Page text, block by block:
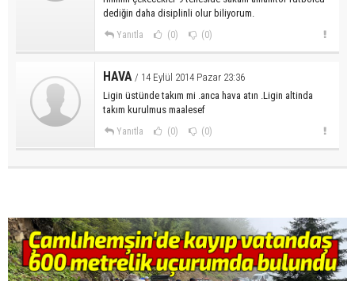
dediğin daha disiplinli olur biliyorum.
Yanıtla (0) (0)
HAVA / 14 Eylül 2014 Pazar 23:36
Ligin üstünde takım mi .anca hava atın .Ligin altinda
takım kurulmus maalesef
Yanıtla (0) (0)